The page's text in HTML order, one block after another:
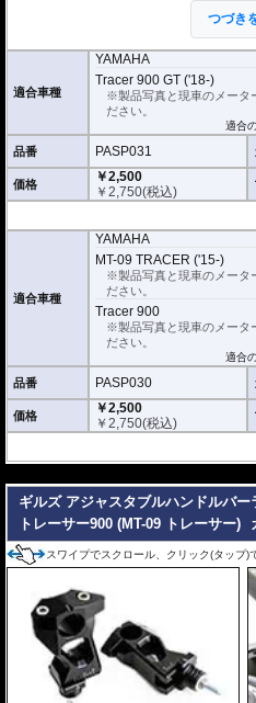
こ
ムは
保護
ーパークリアとアンチグレア)が入って
利用いただけます。
ス
透明
とメ
と
ア
陽
を
す
ニングクロス、細かい埃も除去する粘
仕上げるスキージがセットになっていま
またこのフィルムは 多少の気泡なら数
優れもの。満足のいく取付が容易になり
シリコーン系粘着材を採用し、メータ
を剥がせば、元通りの状態になります。
つづき
適合車種
YAMAHA
Tracer 900 GT ('18-)
※製品写真と現車のメータ
ださい。
適合
品番 PASP031
価格
￥2,500
￥2,750(税込)
適合車種
YAMAHA
MT-09 TRACER ('15-)
※製品写真と現車のメータ
ださい。
Tracer 900
※製品写真と現車のメータ
ださい。
適合
品番 PASP030
価格
￥2,500
￥2,750(税込)
ギルズ アジャスタブルハンドルバ
トレーサー900 (MT-09 トレーサー)
スワイプでスクロール、クリック(タップ)